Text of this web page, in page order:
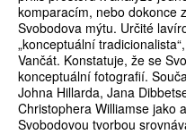
komparacím, nebo dokonce
Svobodova mýtu. Určité
„konceptuální
Vančát. Konstatuje, že se
konceptuální fotografií.
Johna Hillarda, Jana
Christophera Williamse jako
Svobodovou tvorbou